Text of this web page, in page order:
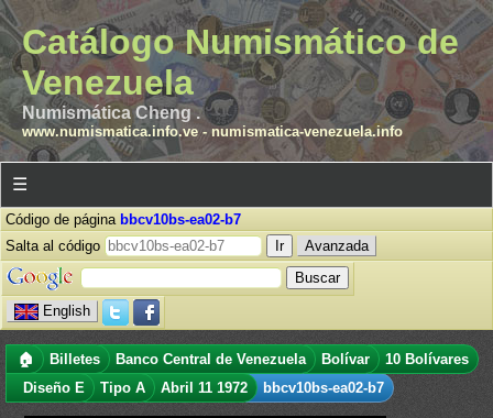
Catálogo Numismático de
Venezuela
Numismática Cheng .
www.numismatica.info.ve- numismatica-venezuela.info
☰
Código de página bbcv10bs-ea02-b7
Salta al código
Avanzada
English
🏠 Billetes Banco Central de Venezuela Bolívar
10 Bolívares
Diseño E
Tipo A Abril 11 1972 bbcv10bs-ea02-b7